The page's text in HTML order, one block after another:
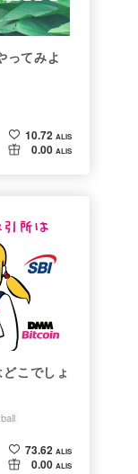
ってみよ
10.72 ALIS
0.00 ALIS
こでしょ
73.62 ALIS
0.00 ALIS